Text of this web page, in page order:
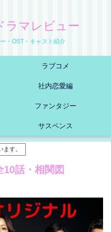
ラマレビュー
・OST・キャスト紹介
ラブコメ
社内恋愛編
ファンタジー
サスペンス
す。
話・相関図